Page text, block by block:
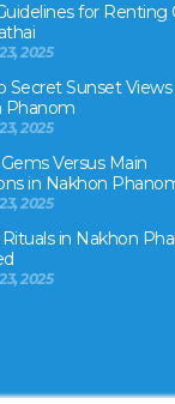
for Renting
2025
Secret Sunset Views
Phanom
2025
Versus Main
in Nakhon
2025
in Nakhon
2025